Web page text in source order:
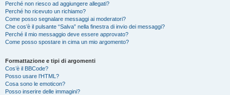
Perché non riesco ad aggiungere allegati?
Perché ho ricevuto un richiamo?
Come posso segnalare messaggi ai moderatori?
Che cos’è il pulsante “Salva” nella finestra di invio dei messaggi?
Perché il mio messaggio deve essere approvato?
Come posso spostare in cima un mio argomento?
Formattazione e tipi di argomenti
Cos’è il BBCode?
Posso usare l’HTML?
Cosa sono le emoticon?
Posso inserire delle immagini?